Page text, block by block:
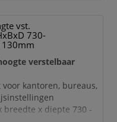
25 mm
120 kg
van 42 dB
van staal met
poedercoating
via 2
vst.
730-
verstelbaar
voor kantoren, bureaus,
breedte x diepte 730 -